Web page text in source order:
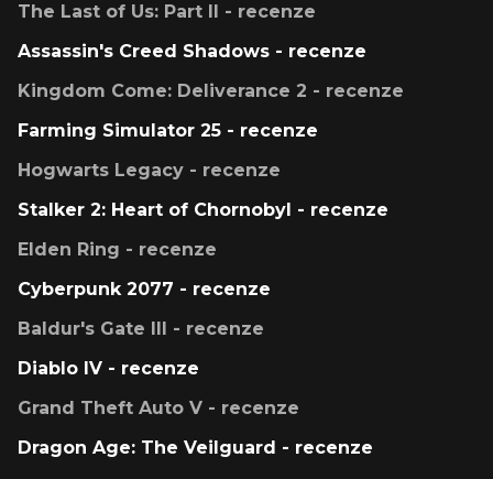
The Last of Us: Part II - recenze
Assassin's Creed Shadows - recenze
Kingdom Come: Deliverance 2 - recenze
Farming Simulator 25 - recenze
Hogwarts Legacy - recenze
Stalker 2: Heart of Chornobyl - recenze
Elden Ring - recenze
Cyberpunk 2077 - recenze
Baldur's Gate III - recenze
Diablo IV - recenze
Grand Theft Auto V - recenze
Dragon Age: The Veilguard - recenze